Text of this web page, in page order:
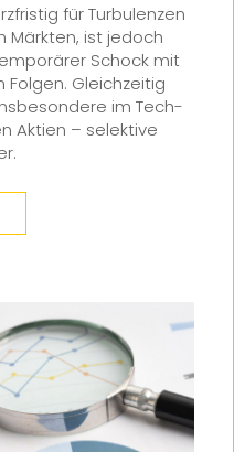
für Turbulenzen
Märkten, ist jedoch
Schock mit
Gleichzeitig
im Tech-
Aktien – selektive